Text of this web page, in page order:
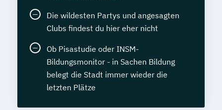
Die wildesten Partys und angesagten
Clubs findest du hier eher nicht
Ob Pisastudie oder INSM-
Bildungsmonitor - in Sachen Bildung
belegt die Stadt immer wieder die
letzten Plätze